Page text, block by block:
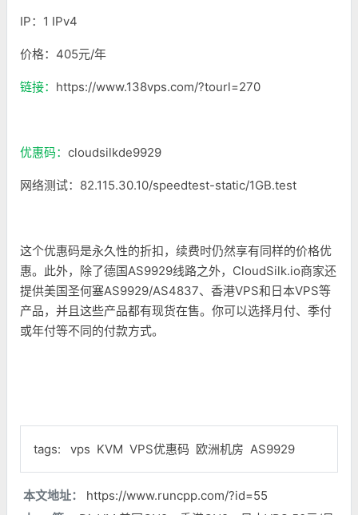
IP：1 IPv4
价格：405元/年
链接： https://www.138vps.com/?tourl=270
优惠码： cloudsilkde9929
网络测试：82.115.30.10/speedtest-static/1GB.test
这个优惠码是永久性的折扣，续费时仍然享有同样的价格优
惠。此外，除了德国AS9929线路之外，CloudSilk.io商家还
提供美国圣何塞AS9929/AS4837、香港VPS和日本VPS等
产品，并且这些产品都有现货在售。你可以选择月付、季付
或年付等不同的付款方式。
tags: vps KVM VPS优惠码 欧洲机房 AS9929
本文地址：
https://www.runcpp.com/?id=55